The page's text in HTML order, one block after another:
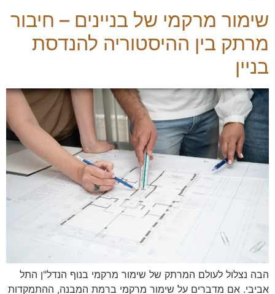
שימור מרקמי של בניינים – חיבור
מרתק בין ההיסטוריה להנדסת
בניין
הבה נצלול לעולם המרתק של שימור מרקמי בנוף הנדל"ן התל
אביבי. אם מדברים על שימור מרקמי ברמת המבנה, ההתמקדות